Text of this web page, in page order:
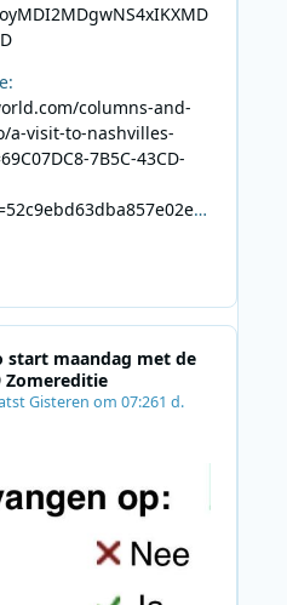
columns-and-
a-visit-to-nashvilles-
7B5C-43CD-
start maandag met de
Zomereditie
Gisteren om 07:261 d.